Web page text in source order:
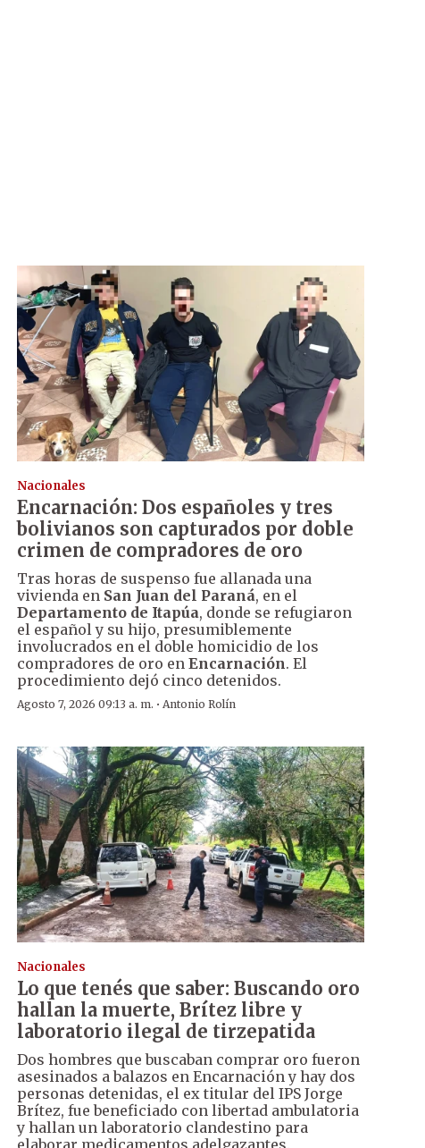
Nacionales
Encarnación: Dos españoles y tres
bolivianos son capturados por doble
crimen de compradores de oro
Tras horas de suspenso fue allanada una
vivienda en San Juan del Paraná, en el
Departamento de Itapúa, donde se refugiaron
el español y su hijo, presumiblemente
involucrados en el doble homicidio de los
compradores de oro en Encarnación. El
procedimiento dejó cinco detenidos.
Agosto 7, 2026 09:13 a. m. · Antonio Rolín
Nacionales
Lo que tenés que saber: Buscando oro
hallan la muerte, Brítez libre y
laboratorio ilegal de tirzepatida
Dos hombres que buscaban comprar oro fueron
asesinados a balazos en Encarnación y hay dos
personas detenidas, el ex titular del IPS Jorge
Brítez, fue beneficiado con libertad ambulatoria
y hallan un laboratorio clandestino para
elaborar medicamentos adelgazantes.